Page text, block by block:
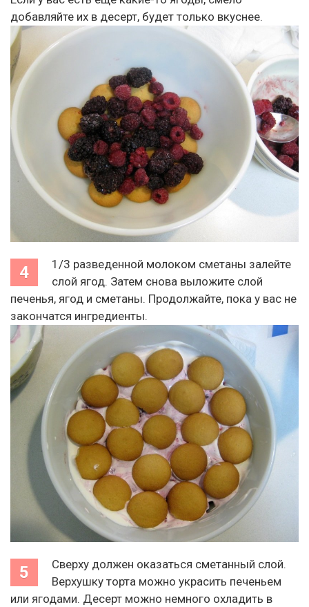
добавляйте их в десерт, будет только вкуснее.
1/3 разведенной молоком сметаны залейте
слой ягод. Затем снова выложите слой
печенья, ягод и сметаны. Продолжайте, пока у вас не
закончатся ингредиенты.
Сверху должен оказаться сметанный слой.
Верхушку торта можно украсить печеньем
или ягодами. Десерт можно немного охладить в